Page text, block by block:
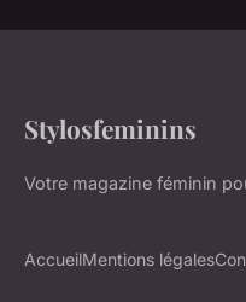
Stylosfeminins
Votre magazine féminin
AccueilMentions légales